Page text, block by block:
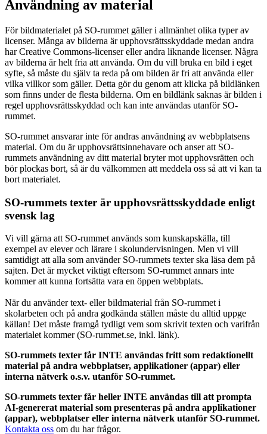
Användning av material
För bildmaterialet på SO-rummet gäller i allmänhet olika typer av
licenser. Många av bilderna är upphovsrättsskyddade medan andra
har Creative Commons-licenser eller andra liknande licenser. Några
av bilderna är helt fria att använda. Om du vill bruka en bild i eget
syfte, så måste du själv ta reda på om bilden är fri att använda eller
vilka villkor som gäller. Detta gör du genom att klicka på bildlänken
som finns under de flesta bilderna. Om en bildlänk saknas är bilden i
regel upphovsrättsskyddad och kan inte användas utanför SO-
rummet.
SO-rummet ansvarar inte för andras användning av webbplatsens
material. Om du är upphovsrättsinnehavare och anser att SO-
rummets användning av ditt material bryter mot upphovsrätten och
bör plockas bort, så är du välkommen att meddela oss så att vi kan ta
bort materialet.
SO-rummets texter är upphovsrättsskyddade enligt
svensk lag
Vi vill gärna att SO-rummet används som kunskapskälla, till
exempel av elever och lärare i skolundervisningen. Men vi vill
samtidigt att alla som använder SO-rummets texter ska läsa dem på
sajten. Det är mycket viktigt eftersom SO-rummet annars inte
kommer att kunna fortsätta vara en öppen webbplats.
När du använder text- eller bildmaterial från SO-rummet i
skolarbeten och på andra godkända ställen måste du alltid uppge
källan! Det måste framgå tydligt vem som skrivit texten och varifrån
materialet kommer (SO-rummet.se, inkl. länk).
SO-rummets texter får INTE användas fritt som redaktionellt
material på andra webbplatser, applikationer (appar) eller
interna nätverk o.s.v. utanför SO-rummet.
SO-rummets texter får heller INTE användas till att prompta
AI-genererat material som presenteras på andra applikationer
(appar), webbplatser eller interna nätverk utanför SO-rummet.
Kontakta oss om du har frågor.